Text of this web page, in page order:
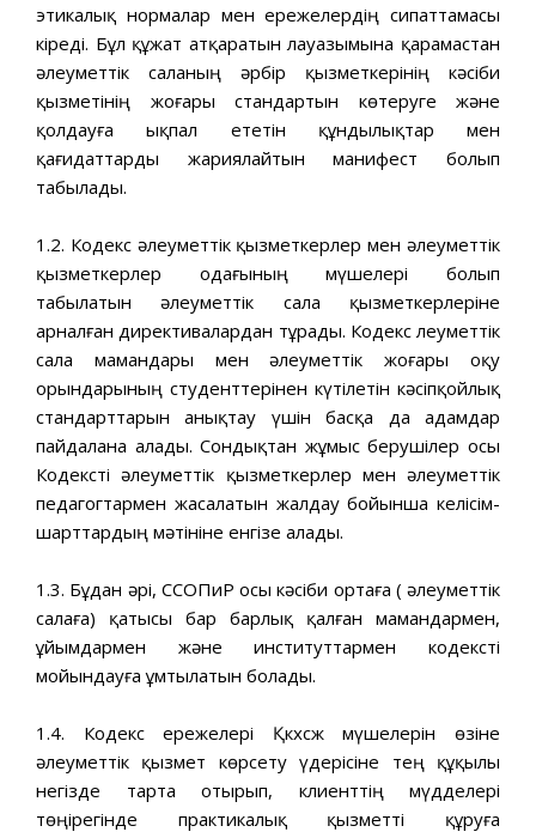
этикалық нормалар мен ережелердің сипаттамасы
кіреді. Бұл құжат атқаратын лауазымына қарамастан
әлеуметтік саланың әрбір қызметкерінің кәсіби
қызметінің жоғары стандартын көтеруге және
қолдауға ықпал ететін құндылықтар мен
қағидаттарды жариялайтын манифест болып
табылады.
1.2. Кодекс әлеуметтік қызметкерлер мен әлеуметтік
қызметкерлер одағының мүшелері болып
табылатын әлеуметтік сала қызметкерлеріне
арналған директивалардан тұрады. Кодекс Әлеуметтік
сала мамандары мен әлеуметтік жоғары оқу
орындарының студенттерінен күтілетін кәсіпқойлық
стандарттарын анықтау үшін басқа да адамдар
пайдалана алады. Сондықтан жұмыс берушілер осы
Кодексті әлеуметтік қызметкерлер мен әлеуметтік
педагогтармен жасалатын жалдау бойынша келісім-
шарттардың мәтініне енгізе алады.
1.3. Бұдан әрі, ССОПиР осы кәсіби ортаға ( әлеуметтік
салаға) қатысы бар барлық қалған мамандармен,
ұйымдармен және институттармен кодексті
мойындауға ұмтылатын болады.
1.4. Кодекс ережелері Қкхсж мүшелерін өзіне
әлеуметтік қызмет көрсету үдерісіне тең құқылы
негізде тарта отырып, клиенттің мүдделері
төңірегінде практикалық қызметті құруға